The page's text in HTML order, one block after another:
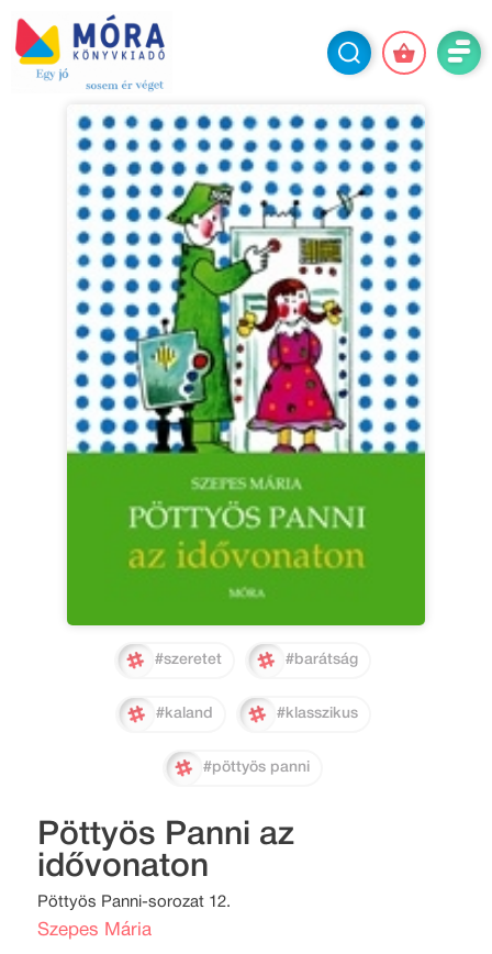
#szeretet #barátság
#kaland #klasszikus
#pöttyös panni
Pöttyös Panni az
idővonaton
Pöttyös Panni-sorozat 12.
Szepes Mária